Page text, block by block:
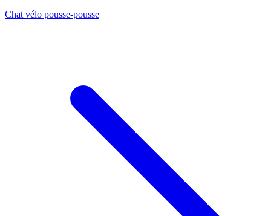
Chat vélo pousse-pousse